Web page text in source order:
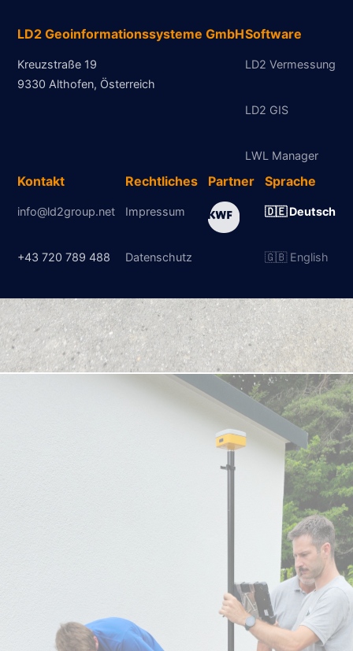
LD2 Geoinformationssysteme GmbH
Kreuzstraße 19
9330 Althofen, Österreich
Software
LD2 Vermessung
LD2 GIS
LWL Manager
Kontakt
info@ld2group.net
+43 720 789 488
Rechtliches
Impressum
Datenschutz
Partner Sprache
🇩🇪 Deutsch
🇬🇧 English